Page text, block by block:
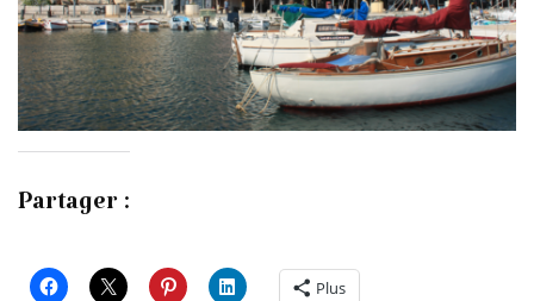
Partager :
Plus